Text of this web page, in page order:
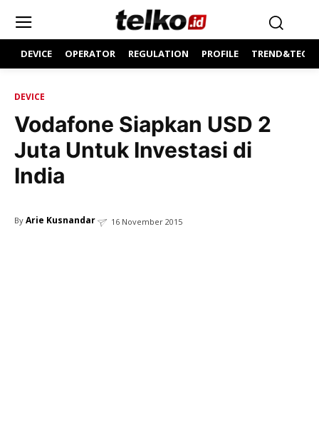
DEVICE OPERATOR REGULATION PROFILE
DEVICE
Vodafone Siapkan USD 2
Juta Untuk Investasi di
India
By Arie Kusnandar 16 November 2015